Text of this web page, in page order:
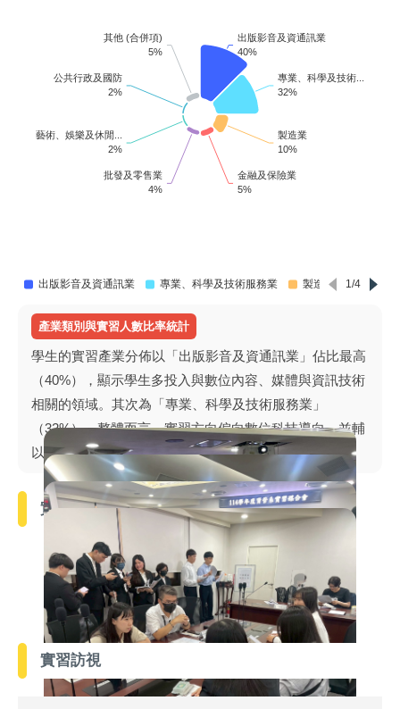
產業類別與實習人數比率統計
學生的實習產業分佈以「出版影音及資通訊業」佔比最高
（40%），顯示學生多投入與數位內容、媒體與資訊技術
相關的領域。其次為「專業、科學及技術服務業」
（32%）。整體而言，實習方向偏向數位科技導向，並輔
以多元產業的跨域實踐。
實習媒合會階段流程
系主任為實習活動開場致詞
合作廠商代表分享產業經驗
學生與廠商進行實習面談
熱絡的實習諮詢與交流
實習訪視